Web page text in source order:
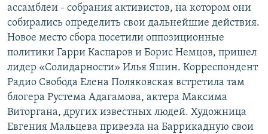
ассамблеи - собрания активистов, на котором они
собирались определить свои дальнейшие действия.
Новое место сбора посетили оппозиционные
политики Гарри Каспаров и Борис Немцов, пришел
лидер «Солидарности» Илья Яшин. Корреспондент
Радио Свобода Елена Поляковская встретила там
блогера Рустема Адагамова, актера Максима
Виторгана, других известных людей. Художница
Евгения Мальцева привезла на Баррикадную свои